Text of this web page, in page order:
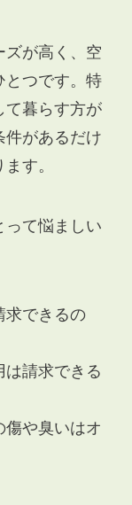
ズが高く、空
とつです。特
て暮らす方が
件があるだけ
す。
って悩ましい
求できるの
は請求できる
傷や臭いはオ